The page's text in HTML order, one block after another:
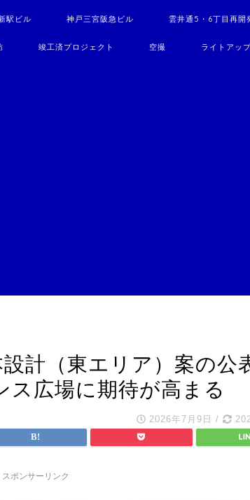
駅ビル 神戸三宮阪急ビル 雲井通5・6丁目再開
竣工済プロジェクト 空撮 ライトアッ
計（東エリア）案の公
ス広場に期待が高まる
2026年7月9日 /
スポンサーリンク